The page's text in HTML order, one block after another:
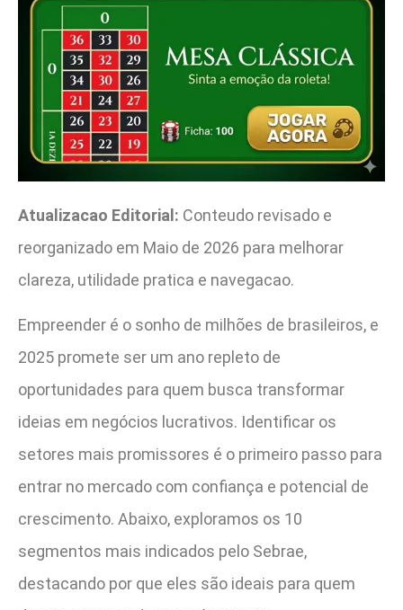
Atualizacao Editorial: Conteudo revisado e
reorganizado em Maio de 2026 para melhorar
clareza, utilidade pratica e navegacao.
Empreender é o sonho de milhões de brasileiros, e
2025 promete ser um ano repleto de
oportunidades para quem busca transformar
ideias em negócios lucrativos. Identificar os
setores mais promissores é o primeiro passo para
entrar no mercado com confiança e potencial de
crescimento. Abaixo, exploramos os 10
segmentos mais indicados pelo Sebrae,
destacando por que eles são ideais para quem